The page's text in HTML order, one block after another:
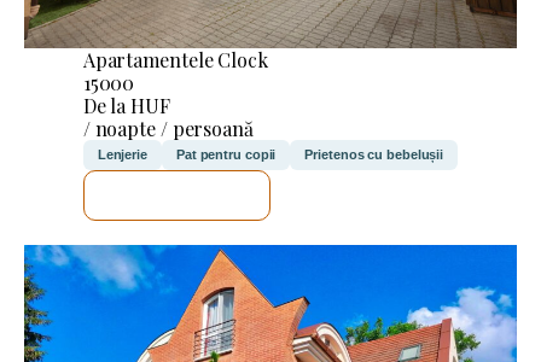
Apartamentele Clock
15000
De la HUF
/ noapte / persoană
Lenjerie Pat pentru copii Prietenos cu bebelușii